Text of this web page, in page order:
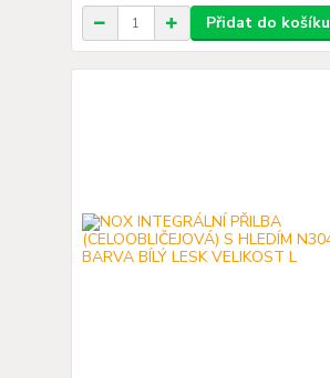
Přidat do košíku